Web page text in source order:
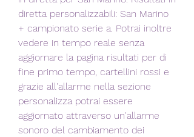
diretta personalizzabili: San Marino
+ campionato serie a. Potrai inoltre
vedere in tempo reale senza
aggiornare la pagina risultati per di
fine primo tempo, cartellini rossi e
grazie all'allarme nella sezione
personalizza potrai essere
aggiornato attraverso un'allarme
sonoro del cambiamento dei